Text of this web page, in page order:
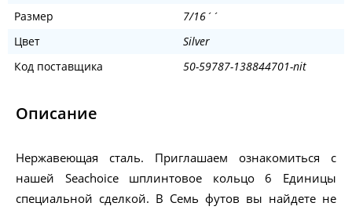
Размер
7/16´´
Цвет
Silver
Код поставщика
50-59787-138844701-nit
Описание
Нержавеющая сталь. Приглашаем ознакомиться с
нашей Seachoice шплинтовое кольцо 6 Единицы
специальной сделкой. В Семь футов вы найдете не